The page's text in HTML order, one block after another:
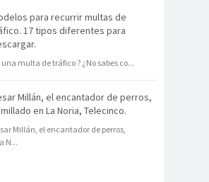
para recurrir multas de
17 tipos diferentes para
una multa de tráfico ? ¿No sabes co...
Millán, el encantador de perros,
en La Noria, Telecinco.
Millán, el encantador de perros,
N...